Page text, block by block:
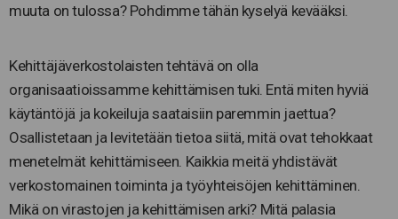
muuta on tulossa? Pohdimme tähän kyselyä kevääksi.
Kehittäjäverkostolaisten tehtävä on olla
organisaatioissamme kehittämisen tuki. Entä miten hyviä
käytäntöjä ja kokeiluja saataisiin paremmin jaettua?
Osallistetaan ja levitetään tietoa siitä, mitä ovat tehokkaat
menetelmät kehittämiseen. Kaikkia meitä yhdistävät
verkostomainen toiminta ja työyhteisöjen kehittäminen.
Mikä on virastojen ja kehittämisen arki? Mitä palasia